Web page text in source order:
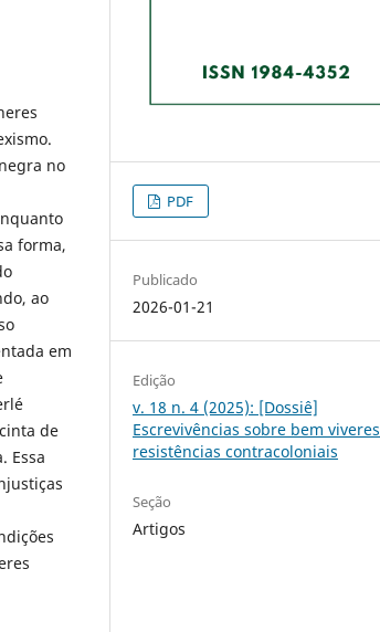
no
forma,
ao
em
de
Essa
PDF
Publicado
2026-01-21
Edição
v. 18 n. 4 (2025): [Dossiê]
Escrevivências sobre bem
resistências contracoloniais
Seção
Artigos